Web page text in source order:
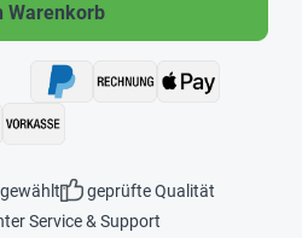
Warenkorb
geprüfte Qualität
Service & Support